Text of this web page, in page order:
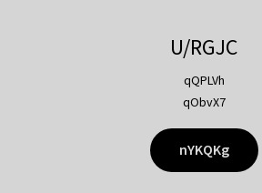
U/RGJC
qQPLVh
qObvX7
nYKQKg